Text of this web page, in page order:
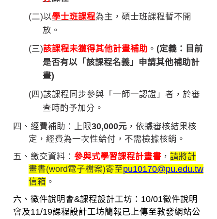
(二)以學士班課程為主，碩士班課程暫不開
放。
(三)該課程未獲得其他計畫補助 。 (定義：目前
是否有以「該課程名義」申請其他補助計
畫)
(四)該課程同步參與「一師一認證」者，於審
查時酌予加分。
四、經費補助：上限30,000元 ，依據審核結果核
定，經費為一次性給付，不需檢據核銷。
五、繳交資料： 參與式學習課程計畫書 ， 請將計
畫書(word電子檔案)寄至pu10170@pu.edu.tw
信箱 。
六、徵件說明會&課程設計工坊：10/01徵件說明
會及11/19課程設計工坊簡報已上傳至教發網站公